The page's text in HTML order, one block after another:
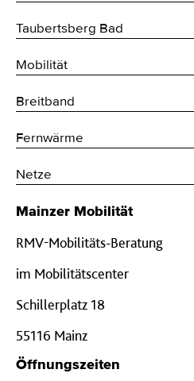
Taubertsberg Bad
Mobilität
Breitband
Fernwärme
Netze
Mainzer Mobilität
RMV-Mobilitäts-Beratung
im Mobilitätscenter
Schillerplatz 18
55116 Mainz
Öffnungszeiten